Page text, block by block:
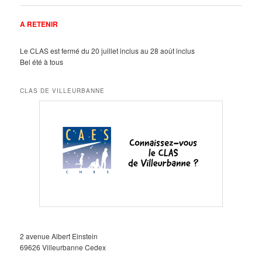
articles
A RETENIR
Le CLAS est fermé du 20 juillet inclus au 28 août inclus
Bel été à tous
CLAS DE VILLEURBANNE
2 avenue Albert Einstein
69626 Villeurbanne Cedex